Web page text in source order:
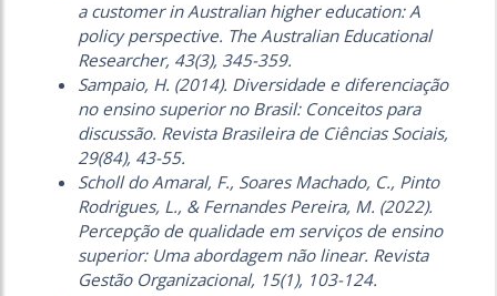
a customer in Australian higher education: A
policy perspective. The Australian Educational
Researcher, 43(3), 345-359.
Sampaio, H. (2014). Diversidade e diferenciação
no ensino superior no Brasil: Conceitos para
discussão. Revista Brasileira de Ciências Sociais,
29(84), 43-55.
Scholl do Amaral, F., Soares Machado, C., Pinto
Rodrigues, L., & Fernandes Pereira, M. (2022).
Percepção de qualidade em serviços de ensino
superior: Uma abordagem não linear. Revista
Gestão Organizacional, 15(1), 103-124.